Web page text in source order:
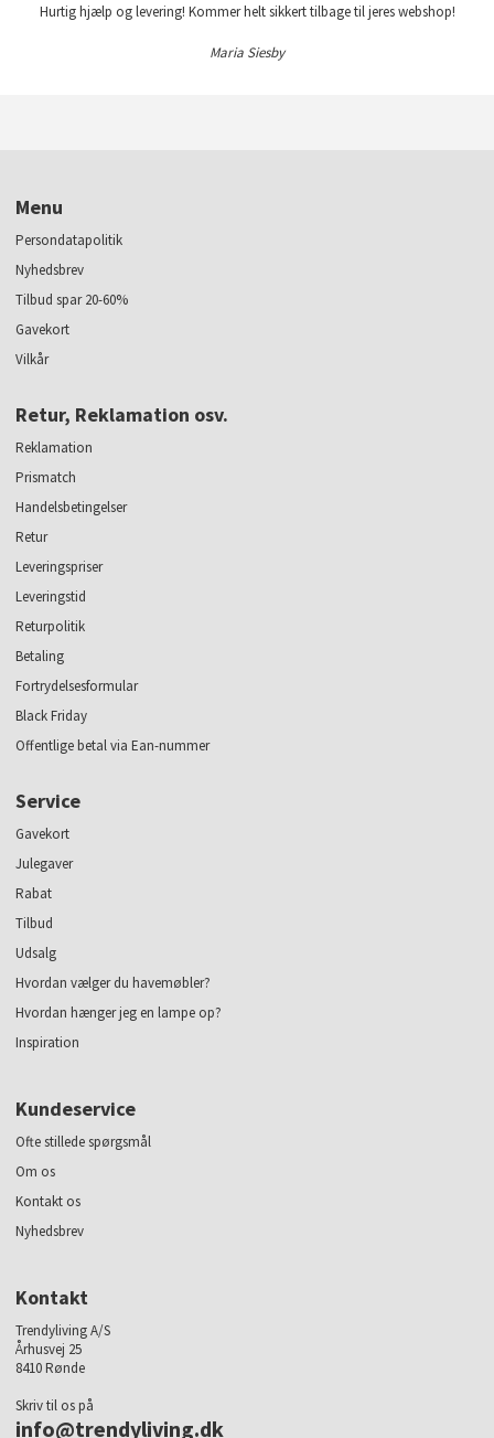
Hurtig hjælp og levering! Kommer helt sikkert tilbage til jeres webshop!
Maria Siesby
Menu
Persondatapolitik
Nyhedsbrev
Tilbud spar 20-60%
Gavekort
Vilkår
Retur, Reklamation osv.
Reklamation
Prismatch
Handelsbetingelser
Retur
Leveringspriser
Leveringstid
Returpolitik
Betaling
Fortrydelsesformular
Black Friday
Offentlige betal via Ean-nummer
Service
Gavekort
Julegaver
Rabat
Tilbud
Udsalg
Hvordan vælger du havemøbler?
Hvordan hænger jeg en lampe op?
Inspiration
Kundeservice
Ofte stillede spørgsmål
Om os
Kontakt os
Nyhedsbrev
Kontakt
Trendyliving A/S
Århusvej 25
8410 Rønde
Skriv til os på
info@trendyliving.dk